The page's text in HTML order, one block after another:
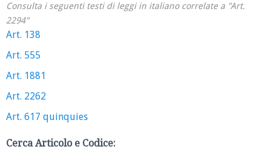
Consulta i seguenti testi di leggi in italiano correlate a "Art.
2294"
Art. 138
Art. 555
Art. 1881
Art. 2262
Art. 617 quinquies
Cerca Articolo e Codice: